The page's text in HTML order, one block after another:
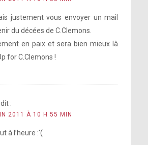
justement vous envoyer un mail
du décées de C.Clemons.
en paix et sera bien mieux là
for C.Clemons !
dit :
2011 À 10 H 55 MIN
à l’heure :'(